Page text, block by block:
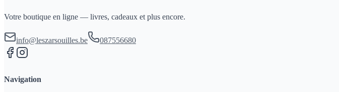
Votre boutique en ligne — livres, cadeaux et plus encore.
info@leszarsouilles.be 087556680
Navigation